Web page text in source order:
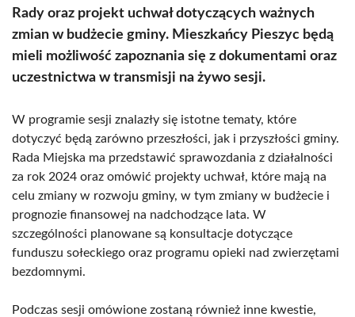
Rady oraz projekt uchwał dotyczących ważnych
zmian w budżecie gminy. Mieszkańcy Pieszyc będą
mieli możliwość zapoznania się z dokumentami oraz
uczestnictwa w transmisji na żywo sesji.
W programie sesji znalazły się istotne tematy, które
dotyczyć będą zarówno przeszłości, jak i przyszłości gminy.
Rada Miejska ma przedstawić sprawozdania z działalności
za rok 2024 oraz omówić projekty uchwał, które mają na
celu zmiany w rozwoju gminy, w tym zmiany w budżecie i
prognozie finansowej na nadchodzące lata. W
szczególności planowane są konsultacje dotyczące
funduszu sołeckiego oraz programu opieki nad zwierzętami
bezdomnymi.
Podczas sesji omówione zostaną również inne kwestie,